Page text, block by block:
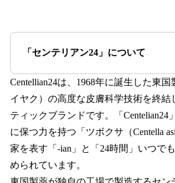
「センテリアン24」について
Centellian24は、1968年に誕生した東
イヤク）の高度な皮膚科学技術を終結
ティックブランドです。「Centelian24
に保つ力を持つ「ツボクサ（Centella
家を表す「-ian」と「24時間」いつで
められています。